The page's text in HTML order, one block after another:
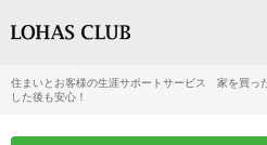
住まいとお客様の生涯サポートサービス 家を買っ
した後も安心！